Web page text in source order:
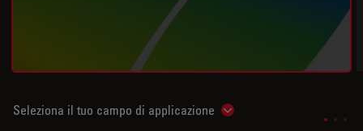
Seleziona il tuo campo di applicazione Show subnavigation